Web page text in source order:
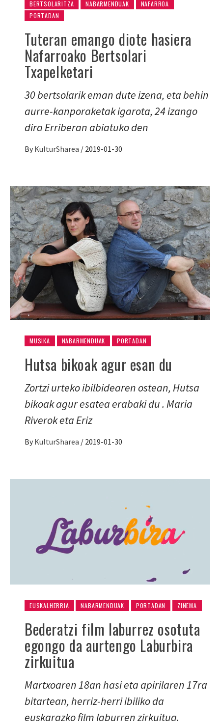
BERTSOLARITZA NABARMENDUAK
NAFARROA
PORTADAN
Tuteran emango diote hasiera
Nafarroako Bertsolari
Txapelketari
30 bertsolarik eman dute izena, eta behin
aurre-kanporaketak igarota, 24 izango
dira Erriberan abiatuko den
By KulturSharea / 2019-01-30
MUSIKA NABARMENDUAK PORTADAN
Hutsa bikoak agur esan du
Zortzi urteko ibilbidearen ostean, Hutsa
bikoak agur esatea erabaki du . Maria
Riverok eta Eriz
By KulturSharea / 2019-01-30
EUSKALHERRIA NABARMENDUAK PORTADAN ZINEMA
Bederatzi film laburrez osotuta
egongo da aurtengo Laburbira
zirkuitua
Martxoaren 18an hasi eta apirilaren 17ra
bitartean, herriz-herri ibiliko da
euskarazko film laburren zirkuitua.